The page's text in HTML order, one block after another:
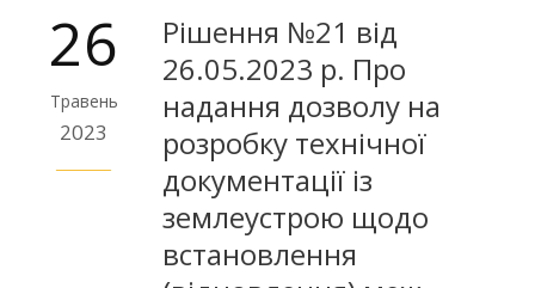
26
Травень
2023
Рішення №21 від
26.05.2023 р. Про
надання дозволу на
розробку технічної
документації із
землеустрою щодо
встановлення